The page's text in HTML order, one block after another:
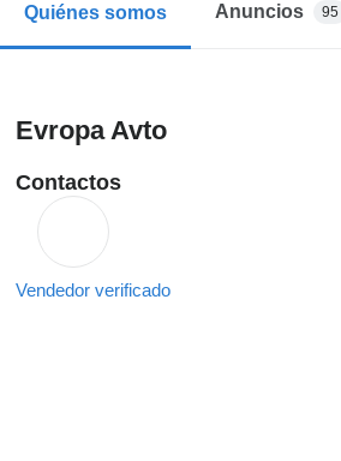
Quiénes somos Anuncios 95
Evropa Avto
Contactos
Vendedor verificado